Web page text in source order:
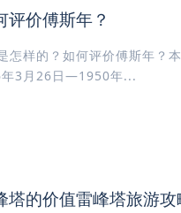
价傅斯年？
怎样的？如何评价傅斯年？
年3月26日—1950年...
的价值雷峰塔旅游攻